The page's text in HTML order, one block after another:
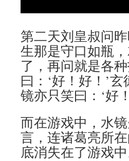
第二天刘皇叔问
生那是守口如瓶
了，再问就是各
曰：‘好！好！’
镜亦只笑曰：‘好
而在游戏中，水
言，连诸葛亮所
底消失在了游戏中